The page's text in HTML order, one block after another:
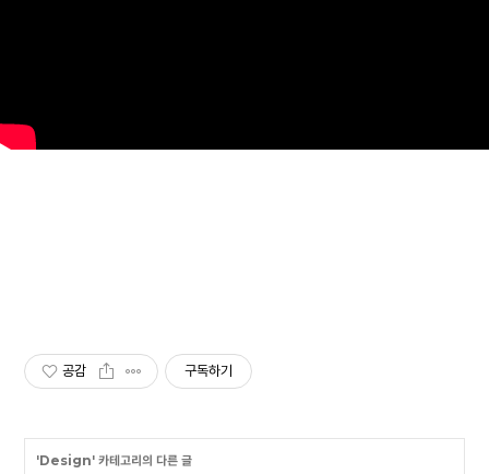
공감 구독하기
'Design' 카테고리의 다른 글